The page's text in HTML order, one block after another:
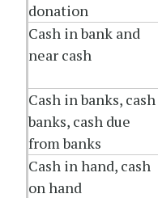
donation
Cash in bank and
near cash
Cash in banks, cash
banks, cash due
from banks
Cash in hand, cash
on hand